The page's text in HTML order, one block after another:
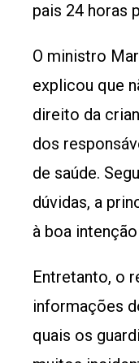
pais 24 horas
O ministro
explicou que
direito da
dos
de saúde.
dúvidas, a
à boa
Entretanto, o
informações
quais os